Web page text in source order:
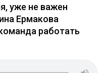
уже не важен
Ермакова
работать